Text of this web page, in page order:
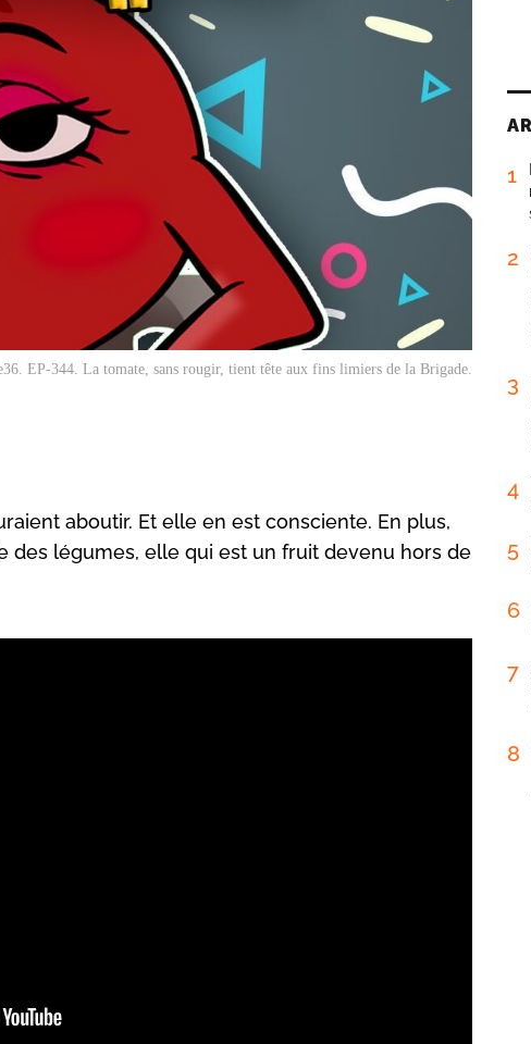
EP-344. La tomate, sans rougir, tient tête aux fins limiers de la Brigade.
aboutir. Et elle en est consciente. En plus,
des légumes, elle qui est un fruit devenu hors de
1
2
3
4
5
6
7
8